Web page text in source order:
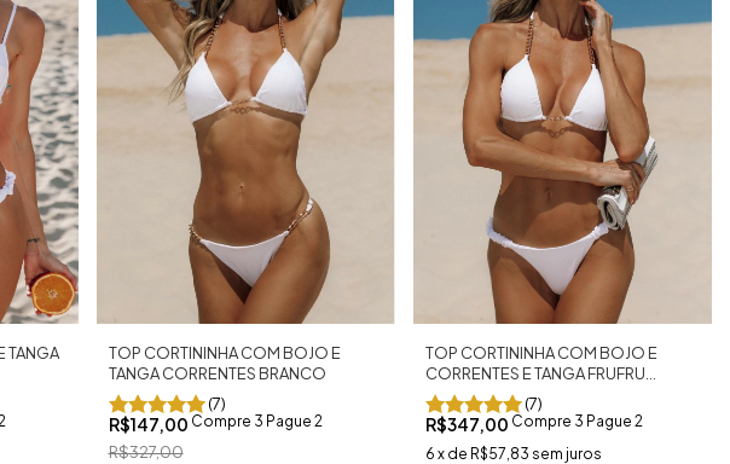
TANGA
TOP CORTININHA COM BOJO E
TANGA CORRENTES BRANCO
(7)
R$147,00 Compre 3 Pague 2
R$327,00
TOP CORTININHA COM BOJO E
CORRENTES E TANGA FRUFRU
BRANCO
(7)
R$347,00 Compre 3 Pague 2
6 x de R$57,83 sem juros